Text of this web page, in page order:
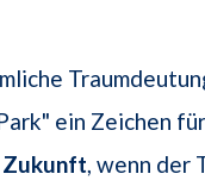
ein Zeichen
, wenn der